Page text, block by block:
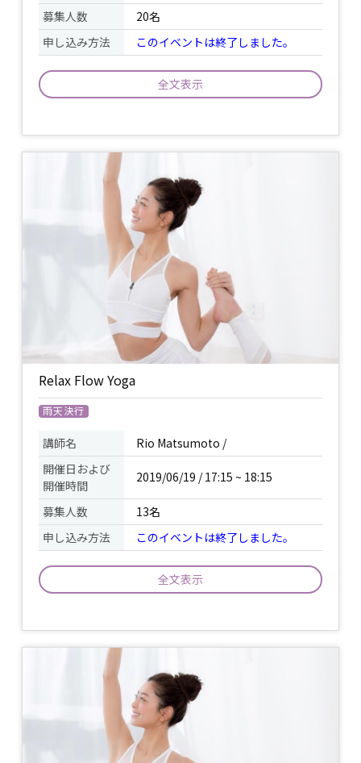
ャクラ(サードアイ)、そしてハートのチ
ャクラをクリア法で活性化し、それらの
チャクラが発する声を聴きながら、みん
じ、自分と人とそして地球と愛で繋がる
とは実際どんな感覚なのかを思い切り体
ワークは、集中力を今ここに集めること
を容易にしてくれ、一気にハートを開い
てくれるので、短時間でとてもパワフル
な体験が出来るでしょう。お楽しみに！
ヨガマット又はバスタオル / 飲み物 /
参加費 ¥2,500+tax (レギュラー会員様は
¥2,000+tax)
キャンセル待ち：こちらのクラスはただ
今満席となります。キャンセル待ちでの
ご案内となります。
募集人数
20名
申し込み方法
このイベントは終了しました。
全文表示
〈ファイブエレメントダンス〉 with Aki-
ra Sunrise生演奏 私たちが生きている地
球と、私たち人間は同じエレメントで出
来ています。大地、水、火、風、そして
空間。それらを生演奏のリズムに乗せて
踊り体現するシャーマニズムなダンスメ
ディテーションの旅をします。 Masumi
のエレメントのガイドの中、みんなで楽
しく踊り、心身を解放し、意識を変容さ
せて源と繋がる体験をしましょう。
飲み物 /
バスタオル / ヨガマットは不要
です。 /
備考
参加費 ¥2,500+tax (レギュラー会員様は
¥2,000+tax)
※当日受付にて、クレジットカードまた
Relax Flow Yoga
雨天決行
講師名
Rio Matsumoto /
開催日および
開催時間
2019/06/19 / 17:15 ~ 18:15
募集人数
13名
申し込み方法
このイベントは終了しました。
全文表示
Relax Flow Yoga By MatsumotoRio 健
康的な毎日を送りたいけど身体が堅いか
らヨガが出来ない。ヨガってトレーニン
グでしょ？ハードだからわたしには出来
ない。とヨガに対してイメージを持ち続
け日々が過ぎている。。という方へむけ
た、初心者向けのレッスンです。 流れる
ように動くフローで気持ちよく呼吸をリ